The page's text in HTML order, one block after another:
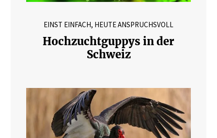
EINST EINFACH, HEUTE ANSPRUCHSVOLL
Hochzuchtguppys in der
Schweiz